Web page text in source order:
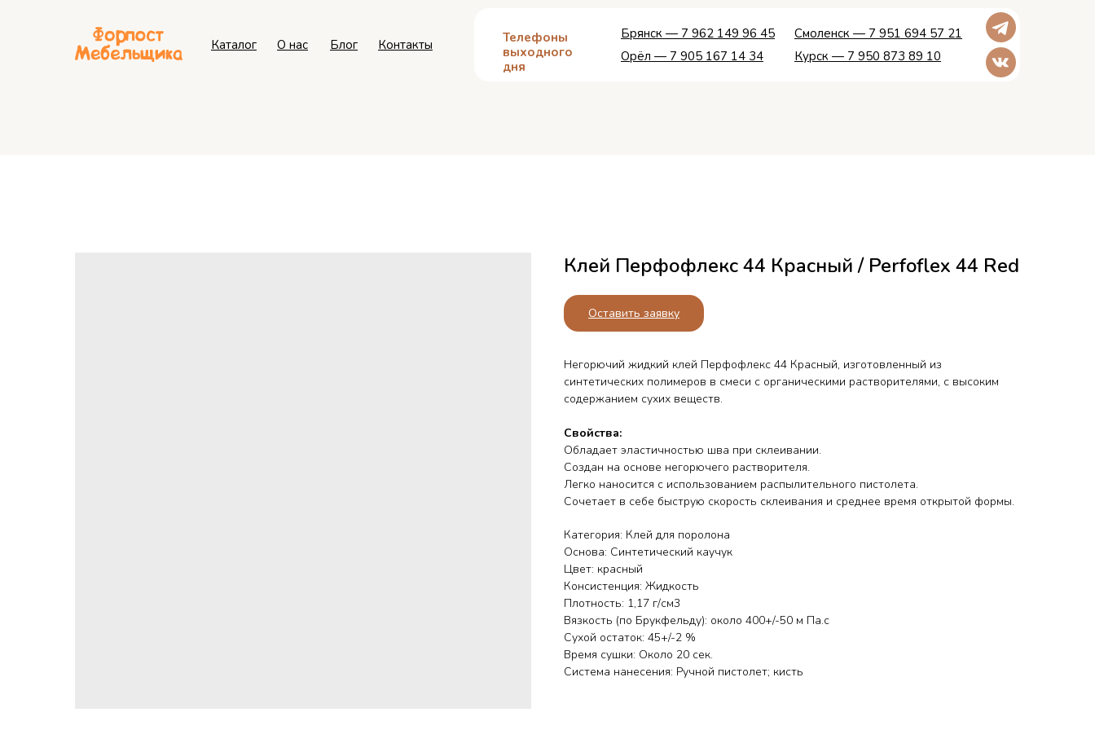
Каталог О нас Блог Контакты
Брянск — 7 962 149 96 45
Орёл — 7 905 167 14 34
Смоленск — 7 951 694 57 21
Курск — 7 950 873 89 10
Телефоны
выходного
дня
Клей Перфофлекс 44 Красный / Perfoflex 44 Red
Оставить заявку
Негорючий жидкий клей Перфофлекс 44 Красный, изготовленный из
синтетических полимеров в смеси с органическими растворителями, с высоким
содержанием сухих веществ.
Свойства:
Обладает эластичностью шва при склеивании.
Создан на основе негорючего растворителя.
Легко наносится с использованием распылительного пистолета.
Сочетает в себе быструю скорость склеивания и среднее время открытой формы.
Категория: Клей для поролона
Основа: Синтетический каучук
Цвет: красный
Консистенция: Жидкость
Плотность: 1,17 г/см3
Вязкость (по Брукфельду): около 400+/-50 м Па.с
Сухой остаток: 45+/-2 %
Время сушки: Около 20 сек.
Система нанесения: Ручной пистолет; кисть